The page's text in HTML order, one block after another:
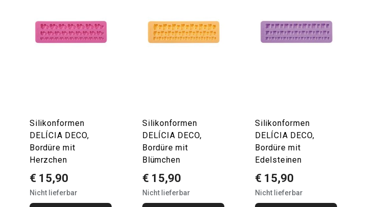
Silikonformen
DELÍCIA DECO,
Bordüre mit
Herzchen
€ 15,90
Nicht lieferbar
Silikonformen
DELÍCIA DECO,
Bordüre mit
Blümchen
€ 15,90
Nicht lieferbar
Silikonformen
DELÍCIA DECO,
Bordüre mit
Edelsteinen
€ 15,90
Nicht lieferbar